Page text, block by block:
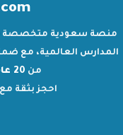
منصة سعودية متخصصة
المدارس العالمية، مع
من 20 عامًا
احجز بثقة مع